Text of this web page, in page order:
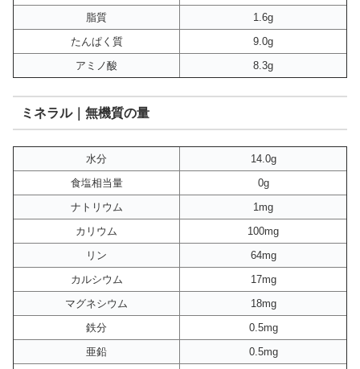
脂質
1.6g
たんぱく質
9.0g
アミノ酸
8.3g
ミネラル｜無機質の量
水分
14.0g
食塩相当量
0g
ナトリウム
1mg
カリウム
100mg
リン
64mg
カルシウム
17mg
マグネシウム
18mg
鉄分
0.5mg
亜鉛
0.5mg